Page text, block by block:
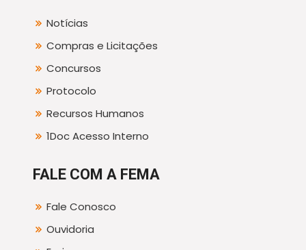
Notícias
Compras e Licitações
Concursos
Protocolo
Recursos Humanos
1Doc Acesso Interno
FALE COM A FEMA
Fale Conosco
Ouvidoria